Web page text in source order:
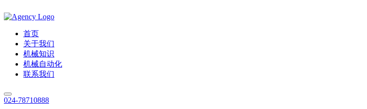
首页
关于我们
机械知识
机械自动化
联系我们
024-78710888